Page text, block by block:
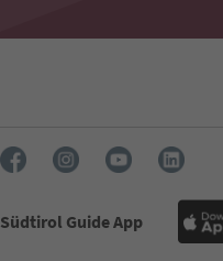
Südtirol Guide App